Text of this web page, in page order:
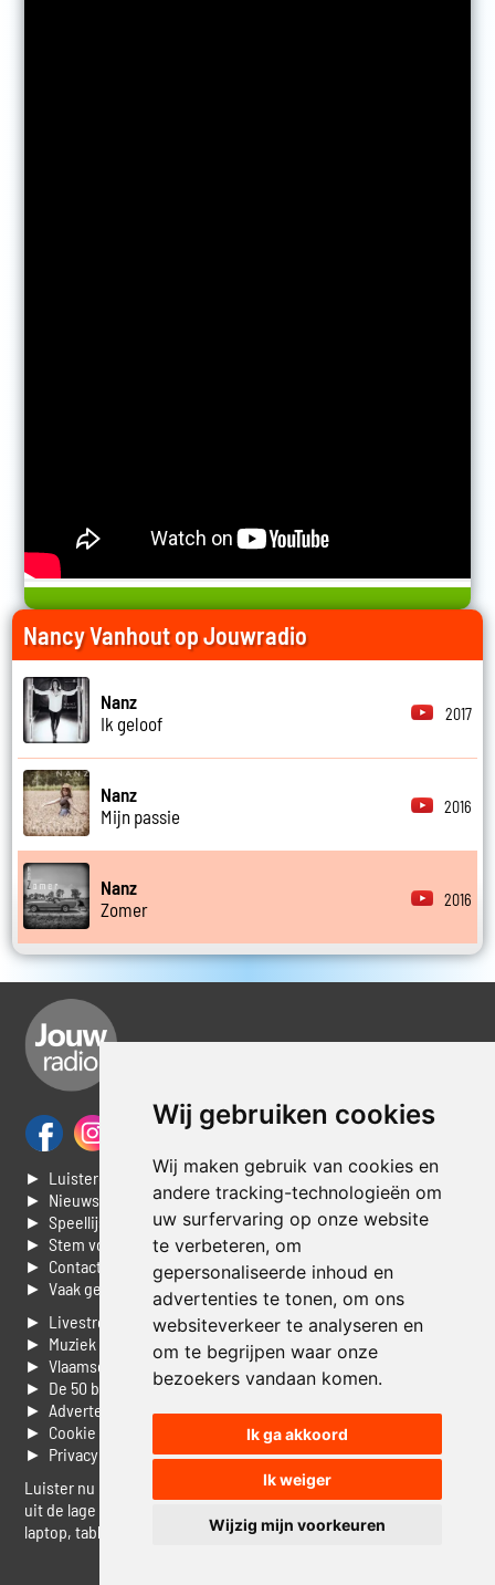
Wij gebruiken cookies
Wij maken gebruik van cookies en
andere tracking-technologieën om
uw surfervaring op onze website
te verbeteren, om
gepersonaliseerde inhoud en
advertenties te tonen, om ons
websiteverkeer te analyseren en
om te begrijpen waar onze
bezoekers vandaan komen.
Ik ga akkoord
Ik weiger
Wijzig mijn voorkeuren
Nancy Vanhout op Jouwradio
Nanz
Ik geloof
2017
Nanz
Mijn passie
2016
Nanz
Zomer
2016
► Luisteren naar Jouwradio
► Nieuws
► Speellijst
► Stem voor de Dag top 3
► Contacteer ons
► Vaak gestelde vragen
► Livestream informatie
► Muziek opzoeken
► Vlaamse 100 Aller tijden
► De 50 beste van...
► Adverteren op Jouwradio
► Cookie voorkeuren wijzigen
► Privacyinformatie
Luister nu naar Jouwradio! De beste Nederlandstalige muziek
uit de lage landen hoor je hier al 20 jaar. In digitale kwaliteit op je
laptop, tablet of smartphone.